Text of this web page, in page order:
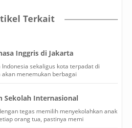
Terkait
Inggris di Jakarta
sekaligus kota terpadat di
menemukan berbagai
Sekolah Internasional
tegas memilih menyekolahkan anak
orang tua, pastinya memi